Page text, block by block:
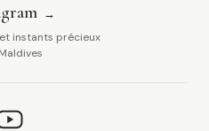
instants précieux